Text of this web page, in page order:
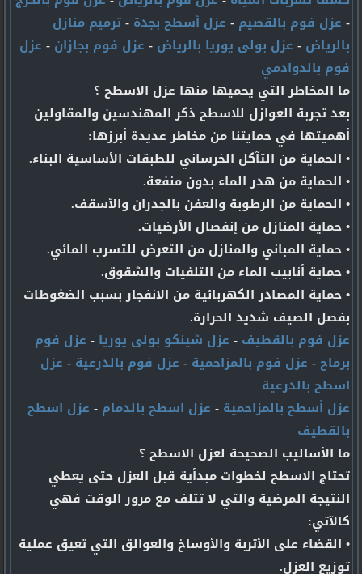
- عزل فوم بالقصيم - عزل أسطح بجدة -ترميم منازل
بالرياض - عزل بولى يوريا بالرياض - عزل فوم بجازان - عزل
فوم بالدوادمي
ما المخاطر التي يحميها منها عزل الاسطح ؟
بعد تجربة العوازل للاسطح ذكر المهندسين والمقاولين
أهميتها في حمايتنا من مخاطر عديدة أبرزها:
• الحماية من التآكل الخرساني للطبقات الأساسية البناء.
• الحماية من هدر الماء بدون منفعة.
• الحماية من الرطوبة والعفن بالجدران والأسقف.
• حماية المنازل من إنفصال الأرضيات.
• حماية المباني والمنازل من التعرض للتسرب المائي.
• حماية أنابيب الماء من التلفيات والشقوق.
• حماية المصادر الكهربائية من الانفجار بسبب الضغوطات
بفصل الصيف شديد الحرارة.
عزل فوم بالقطيف - عزل شينكو بولى يوريا - عزل فوم
برماح- عزل فوم بالمزاحمية - عزل فوم بالدرعية - عزل
اسطح بالدرعية
عزل أسطح بالمزاحمية - عزل اسطح بالدمام - عزل اسطح
بالقطيف
ما الأساليب الصحيحة لعزل الاسطح ؟
تحتاج الاسطح لخطوات مبدأية قبل العزل حتى يعطي
النتيجة المرضية والتي لا تتلف مع مرور الوقت فهي
كالآتي:
• القضاء على الأتربة والأوساخ والعوالق التي تعيق عملية
توزيع العزل.